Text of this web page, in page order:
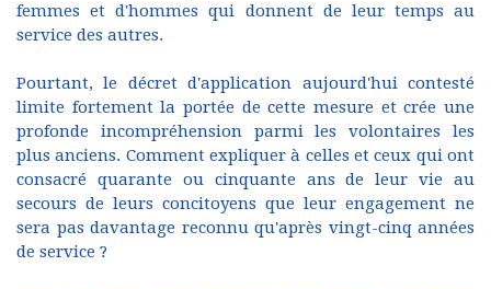
femmes et d'hommes qui donnent de leur temps au
service des autres.
Pourtant, le décret d'application aujourd'hui contesté
limite fortement la portée de cette mesure et crée une
profonde incompréhension parmi les volontaires les
plus anciens. Comment expliquer à celles et ceux qui ont
consacré quarante ou cinquante ans de leur vie au
secours de leurs concitoyens que leur engagement ne
sera pas davantage reconnu qu'après vingt-cinq années
de service ?